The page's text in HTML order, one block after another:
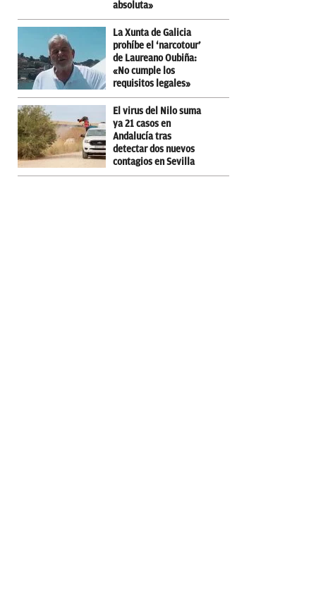
absoluta»
La Xunta de Galicia
prohíbe el ‘narcotour’
de Laureano Oubiña:
«No cumple los
requisitos legales»
El virus del Nilo suma
ya 21 casos en
Andalucía tras
detectar dos nuevos
contagios en Sevilla